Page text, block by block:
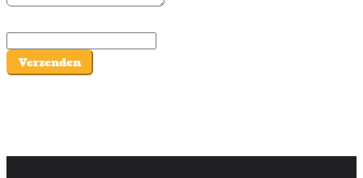
Verzenden